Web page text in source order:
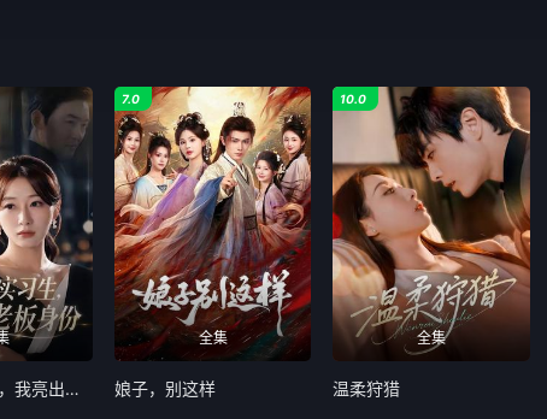
嫌我是实习生，我亮出老板身份
全集
7.0
娘子，别这样
全集
10.0
温柔狩猎